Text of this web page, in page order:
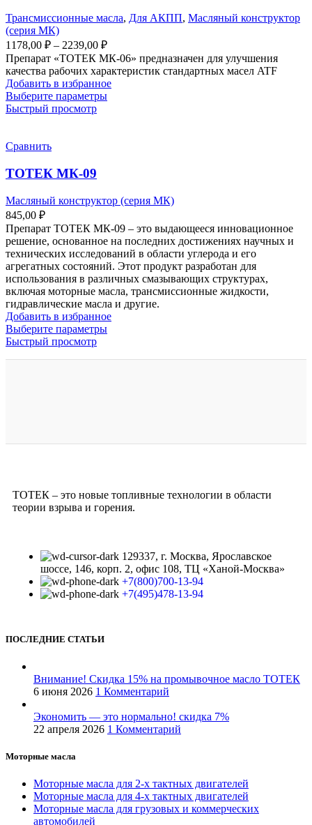
Трансмиссионные масла, Для АКПП, Масляный конструктор
(серия МК)
1178,00 ₽ – 2239,00 ₽
Препарат «ТОТЕК МК-06» предназначен для улучшения
качества рабочих характеристик стандартных масел ATF
Добавить в избранное
Выберите параметры
Быстрый просмотр
Сравнить
ТОТЕК МК-09
Масляный конструктор (серия МК)
845,00 ₽
Препарат ТОТЕК МК-09 – это выдающееся инновационное
решение, основанное на последних достижениях научных и
технических исследований в области углерода и его
агрегатных состояний. Этот продукт разработан для
использования в различных смазывающих структурах,
включая моторные масла, трансмиссионные жидкости,
гидравлические масла и другие.
Добавить в избранное
Выберите параметры
Быстрый просмотр
ТОТЕК – это новые топливные технологии в области
теории взрыва и горения.
129337, г. Москва, Ярославское
шоссе, 146, корп. 2, офис 108, ТЦ «Ханой-Москва»
+7(800)700-13-94
+7(495)478-13-94
ПОСЛЕДНИЕ СТАТЬИ
Внимание! Скидка 15% на промывочное масло ТОТЕК
6 июня 2026 1 Комментарий
Экономить — это нормально! скидка 7%
22 апреля 2026 1 Комментарий
Моторные масла
Моторные масла для 2-х тактных двигателей
Моторные масла для 4-х тактных двигателей
Моторные масла для грузовых и коммерческих
автомобилей